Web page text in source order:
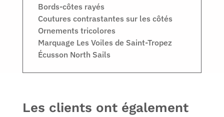
Bords-côtes rayés
Coutures contrastantes sur les côtés
Ornements tricolores
Marquage Les Voiles de Saint-Tropez
Écusson North Sails
Les clients ont également